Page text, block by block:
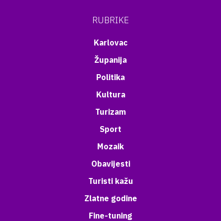
RUBRIKE
Karlovac
Županija
Politika
Kultura
Turizam
Sport
Mozaik
Obavijesti
Turisti kažu
Zlatne godine
Fine-tuning